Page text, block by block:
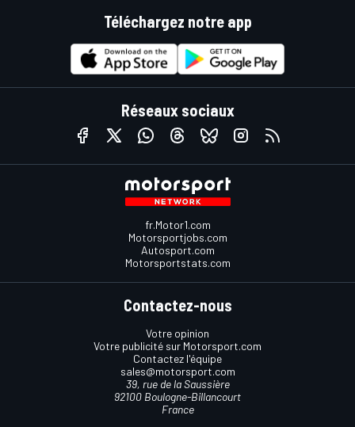
Téléchargez notre app
Réseaux sociaux
fr.Motor1.com
Motorsportjobs.com
Autosport.com
Motorsportstats.com
Contactez-nous
Votre opinion
Votre publicité sur Motorsport.com
Contactez l'équipe
sales@motorsport.com
39, rue de la Saussière
92100 Boulogne-Billancourt
France